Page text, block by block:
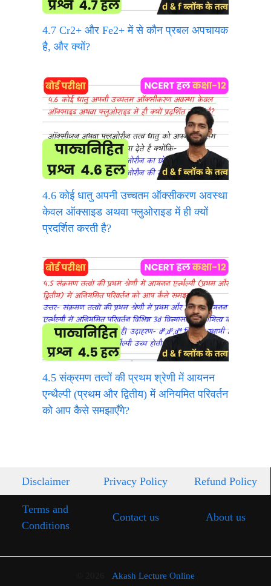
4.7 Cr2+ और Fe2+ में से कौन प्रबल अपचायक
है, और क्यों?
4.6 कोई धातु अपनी उच्चतम ऑक्सीकरण अवस्था
केवल ऑक्साइड अथवा फ्लुओराइड में ही क्यों
प्रदर्शित करती है?
4.5 संक्रमण तत्वों की प्रथम श्रेणी में आयनन
एन्थैल्पी (प्रथम और द्वितीय) में अनियमित परिवर्तन
को आप कैसे समझाएँगे?
Disclaimer Privacy Policy Refund Policy
Terms and
Conditions
Contact us About us
Akash Lecture Online